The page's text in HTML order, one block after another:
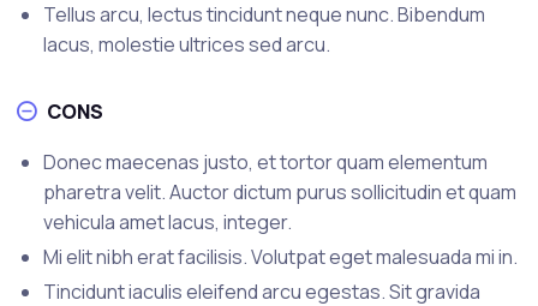
Tellus arcu, lectus tincidunt neque nunc. Bibendum
lacus, molestie ultrices sed arcu.
CONS
Donec maecenas justo, et tortor quam elementum
pharetra velit. Auctor dictum purus sollicitudin et quam
vehicula amet lacus, integer.
Mi elit nibh erat facilisis. Volutpat eget malesuada mi in.
Tincidunt iaculis eleifend arcu egestas. Sit gravida